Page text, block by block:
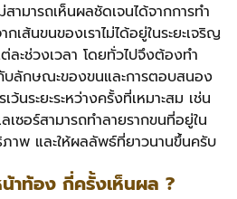
ามารถเห็นผลชัดเจนได้จากการทำ
เส้นขนของเราไม่ได้อยู่ในระยะเจริญ
ะช่วงเวลา โดยทั่วไปจึงต้องทำ
ลักษณะของขนและการตอบสนอง
นระยะระหว่างครั้งที่เหมาะสม เช่น
ซอร์สามารถทำลายรากขนที่อยู่ใน
ภาพ และให้ผลลัพธ์ที่ยาวนานขึ้นครับ
น้าท้อง กี่ครั้งเห็นผล ?